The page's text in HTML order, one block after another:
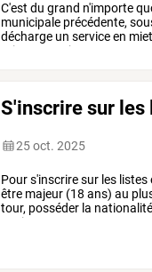
C'est du grand n'importe
municipale précédente,
décharge un serviceen
grippe-sous
jacques
S'inscrire sur
25 oct. 2025
Pours'inscriresur les listes
être majeur (18 ans) au
tour, posséder la nationalité
avoir